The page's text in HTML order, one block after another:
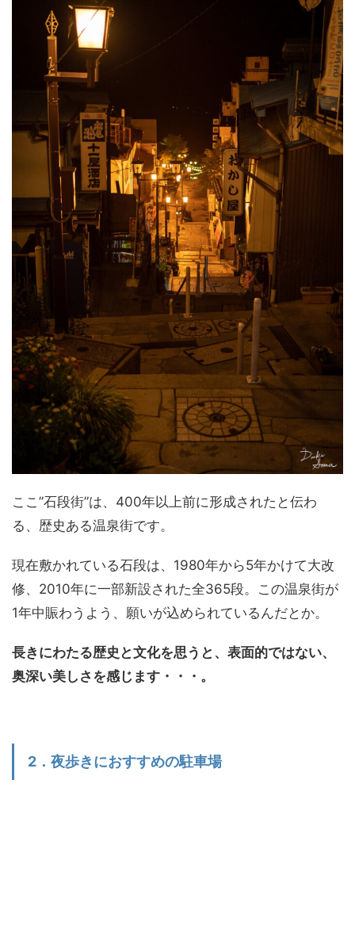
ここ”石段街”は、400年以上前に形成されたと伝わ
る、歴史ある温泉街です。
現在敷かれている石段は、1980年から5年かけて大改
修、2010年に一部新設された全365段。この温泉街が
1年中賑わうよう、願いが込められているんだとか。
長きにわたる歴史と文化を思うと、表面的ではない、
奥深い美しさを感じます・・・。
2．夜歩きにおすすめの駐車場